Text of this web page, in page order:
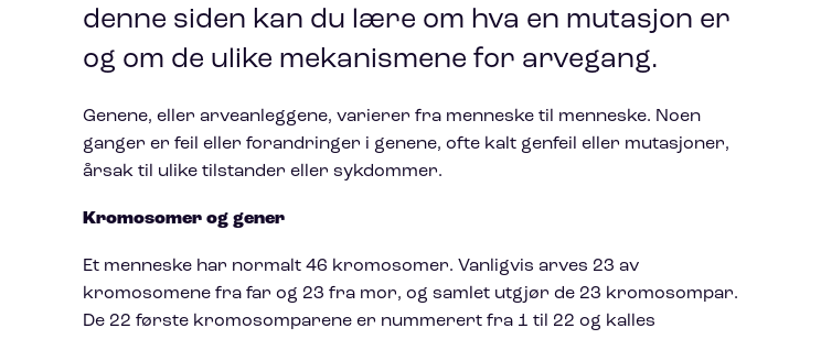
denne siden kan du lære om hva en mutasjon er
og om de ulike mekanismene for arvegang.
Genene, eller arveanleggene, varierer fra menneske til menneske. Noen
ganger er feil eller forandringer i genene, ofte kalt genfeil eller mutasjoner,
årsak til ulike tilstander eller sykdommer.
Kromosomer og gener
Et menneske har normalt 46 kromosomer. Vanligvis arves 23 av
kromosomene fra far og 23 fra mor, og samlet utgjør de 23 kromosompar.
De 22 første kromosomparene er nummerert fra 1 til 22 og kalles